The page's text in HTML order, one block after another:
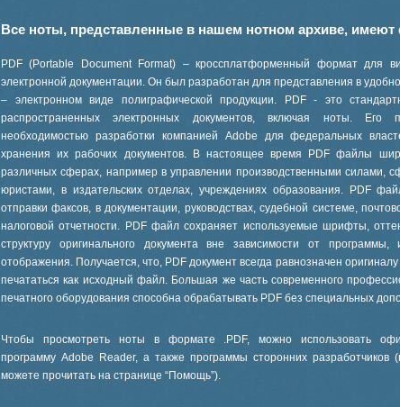
Все ноты, представленные в нашем нотном архиве, имеют
PDF (Portable Document Format) – кроссплатформенный формат для
электронной документации. Он был разработан для представления в
– электронном виде полиграфической продукции. PDF - это
распространенных электронных документов, включая ноты. Его
необходимостью разработки компанией Adobe для федеральных
хранения их рабочих документов. В настоящее время PDF файлы
различных сферах, например в управлении производственными силами,
юристами, в издательских отделах, учреждениях образования. PDF
отправки факсов, в документации, руководствах, судебной системе,
налоговой отчетности. PDF файл сохраняет используемые шрифты,
структуру оригинального документа вне зависимости от программы,
отображения. Получается, что, PDF документ всегда равнозначен
печататься как исходный файл. Большая же часть современного
печатного оборудования способна обрабатывать PDF без специальных
Чтобы просмотреть ноты в формате .PDF, можно использовать
программу Adobe Reader, а также программы сторонних
можете прочитать на странице “Помощь”).